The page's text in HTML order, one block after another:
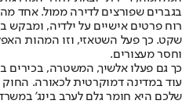
בגברים שפורצים לדירה ממול. אחד
רוח פרטים אישיים על ילדיה,
שקט. כך פעל השטאזי, וזו המהות
וחסר מעצורים.
כך גם פעלו אלשיך, המשטרה, בכירים
עוד במדינה דמוקרטית לכאורה.